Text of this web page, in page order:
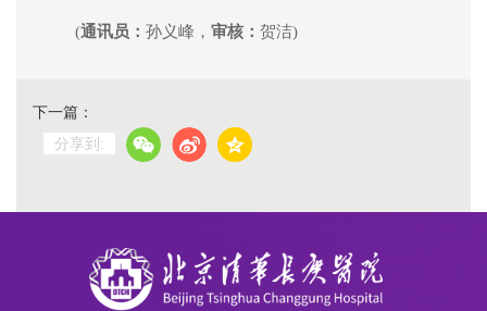
(通讯员：孙义峰，审核：贺洁)
下一篇：
分享到: